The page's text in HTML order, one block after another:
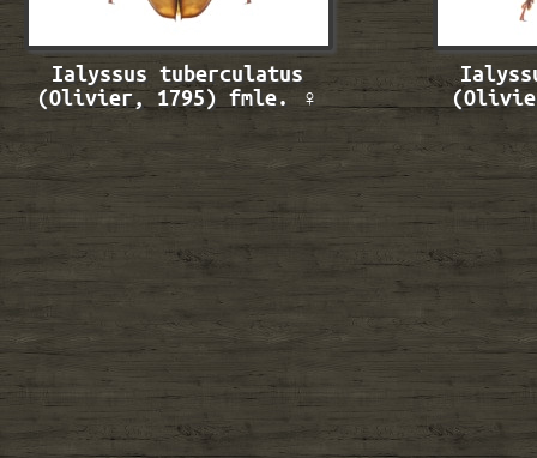
Ialyssus tuberculatus
(Olivier, 1795) fmle. ♀